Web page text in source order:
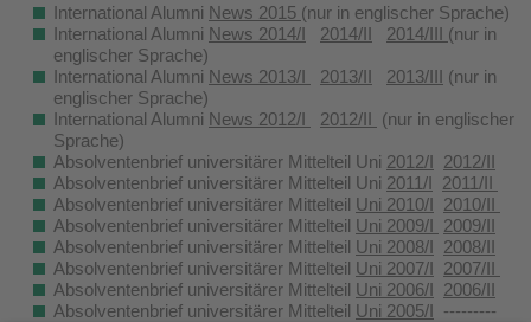
International Alumni News 2015 (nur in englischer Sprache)
International Alumni News 2014/I 2014/II 2014/III (nur in
englischer Sprache)
International Alumni News 2013/I 2013/II 2013/III (nur in
englischer Sprache)
International Alumni News 2012/I 2012/II (nur in englischer
Sprache)
Absolventenbrief universitärer Mittelteil Uni 2012/I 2012/II
Absolventenbrief universitärer Mittelteil Uni 2011/I 2011/II
Absolventenbrief universitärer Mittelteil Uni 2010/I 2010/II
Absolventenbrief universitärer Mittelteil Uni 2009/I 2009/II
Absolventenbrief universitärer Mittelteil Uni 2008/I 2008/II
Absolventenbrief universitärer Mittelteil Uni 2007/I 2007/II
Absolventenbrief universitärer Mittelteil Uni 2006/I 2006/II
Absolventenbrief universitärer Mittelteil Uni 2005/I ---------